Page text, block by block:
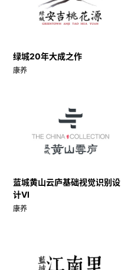
绿城20年大成之作
康养
蓝城黄山云庐基础视觉识别设
计VI
康养